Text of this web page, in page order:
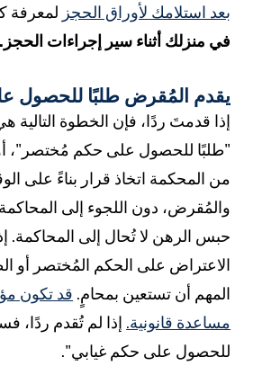
بعد استلامك لأوراق الحجز لمعرفة
في منزلك أثناء سير إجراءات الحجز.
يقدم المُقرض طلبًا للحصول
إذا قدمتَ ردًا، فإن الخطوة
"طلبًا للحصول على حكم مُختصر"،
من المحكمة اتخاذ قرار بناءً على
والمُقرض، دون اللجوء إلى
حبس الرهن لا تُحال إلى المحاكمة.
الاعتراض على الحكم المُختصر أو
المهم أن تستعين بمحامٍ. قد تكون
مساعدة قانونية. إذا لم تُقدم ردًا،
للحصول على حكم غيابي".